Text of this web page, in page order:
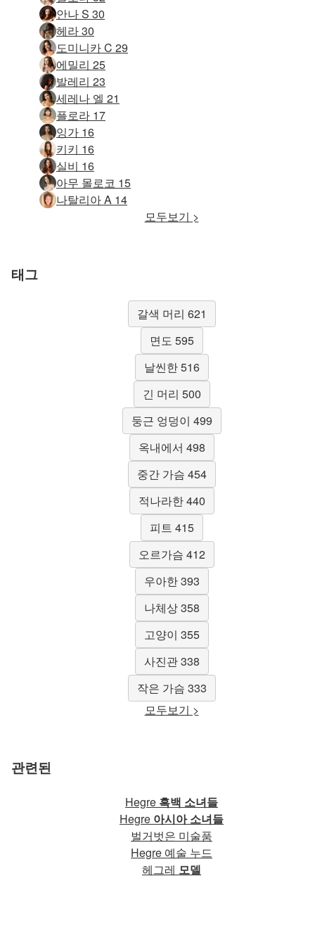
안나 S 30
헤라 30
도미니카 C 29
에밀리 25
발레리 23
세레나 엘 21
플로라 17
잉가 16
키키 16
실비 16
아무 몰로코 15
나탈리아 A 14
모두보기 >
태그
갈색 머리 621
면도 595
날씬한 516
긴 머리 500
둥근 엉덩이 499
옥내에서 498
중간 가슴 454
적나라한 440
피트 415
오르가슴 412
우아한 393
나체상 358
고양이 355
사진관 338
작은 가슴 333
모두보기 >
관련된
Hegre 흑백 소녀들
Hegre 아시아 소녀들
벌거벗은 미술품
Hegre 예술 누드
헤그레 모델